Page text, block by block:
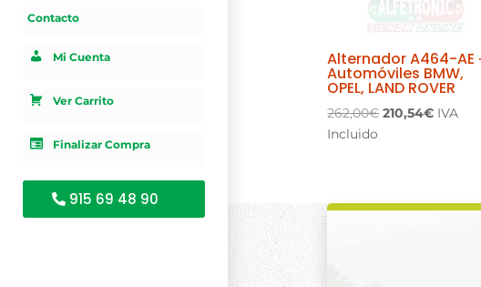
Contacto
Mi Cuenta
Ver Carrito
Finalizar Compra
915 69 48 90
Alternador A464-AE ·
Automóviles BMW,
OPEL, LAND ROVER
262,00€El
210,54€ElIVA
Incluido